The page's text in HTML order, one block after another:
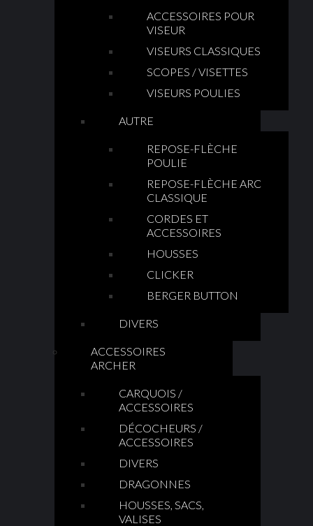
ACCESSOIRES POUR
VISEUR
VISEURS CLASSIQUES
SCOPES / VISETTES
VISEURS POULIES
AUTRE
REPOSE-FLÈCHE
POULIE
REPOSE-FLÈCHE ARC
CLASSIQUE
CORDES ET
ACCESSOIRES
HOUSSES
CLICKER
BERGER BUTTON
DIVERS
ACCESSOIRES
ARCHER
CARQUOIS /
ACCESSOIRES
DÉCOCHEURS /
ACCESSOIRES
DIVERS
DRAGONNES
HOUSSES, SACS,
VALISES